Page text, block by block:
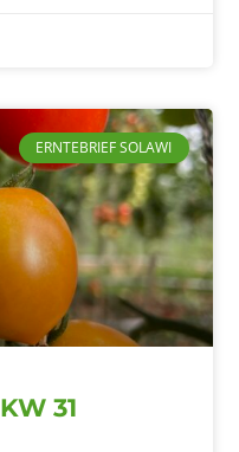
ERNTEBRIEF SOLAWI
31